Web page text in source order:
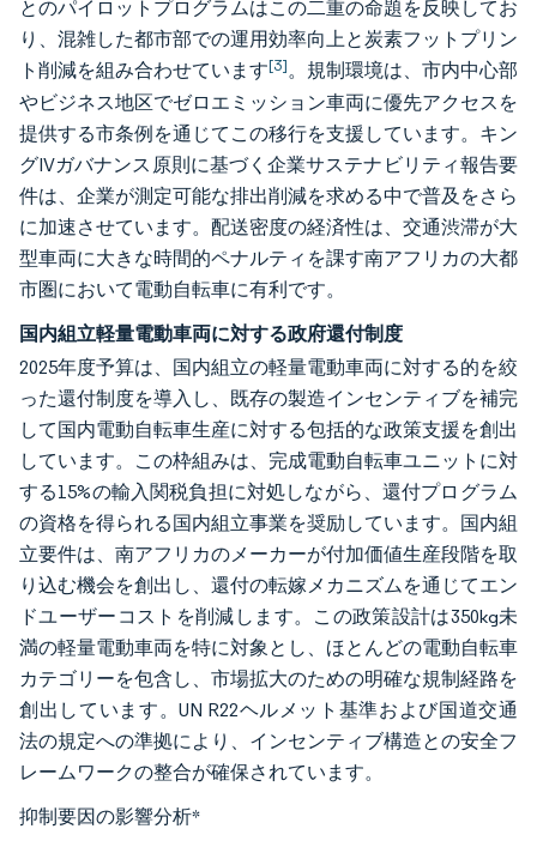
とのパイロットプログラムはこの二重の命題を反映してお
り、混雑した都市部での運用効率向上と炭素フットプリン
ト削減を組み合わせています[3]。規制環境は、市内中心部
やビジネス地区でゼロエミッション車両に優先アクセスを
提供する市条例を通じてこの移行を支援しています。キン
グIVガバナンス原則に基づく企業サステナビリティ報告要
件は、企業が測定可能な排出削減を求める中で普及をさら
に加速させています。配送密度の経済性は、交通渋滞が大
型車両に大きな時間的ペナルティを課す南アフリカの大都
市圏において電動自転車に有利です。
国内組立軽量電動車両に対する政府還付制度
2025年度予算は、国内組立の軽量電動車両に対する的を絞
った還付制度を導入し、既存の製造インセンティブを補完
して国内電動自転車生産に対する包括的な政策支援を創出
しています。この枠組みは、完成電動自転車ユニットに対
する15%の輸入関税負担に対処しながら、還付プログラム
の資格を得られる国内組立事業を奨励しています。国内組
立要件は、南アフリカのメーカーが付加価値生産段階を取
り込む機会を創出し、還付の転嫁メカニズムを通じてエン
ドユーザーコストを削減します。この政策設計は350kg未
満の軽量電動車両を特に対象とし、ほとんどの電動自転車
カテゴリーを包含し、市場拡大のための明確な規制経路を
創出しています。UN R22ヘルメット基準および国道交通
法の規定への準拠により、インセンティブ構造との安全フ
レームワークの整合が確保されています。
抑制要因の影響分析*